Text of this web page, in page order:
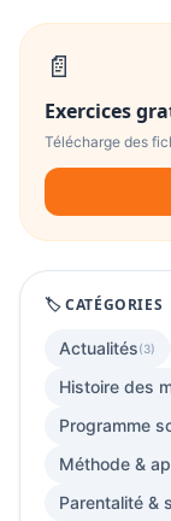
📄
Exercices
Télécharge des
🏷️ CATÉGORIES
Actualités(3)
Histoire des
Programme
Méthode &
Parentalité &